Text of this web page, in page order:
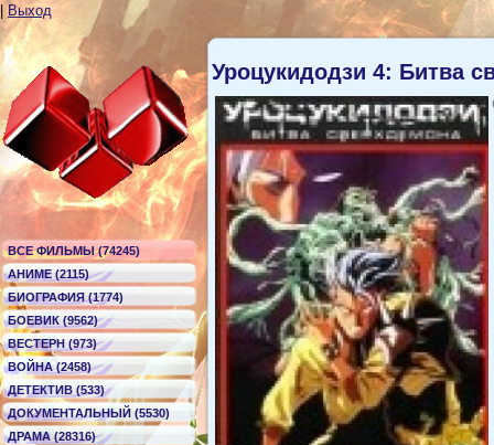
Выход
ВСЕ ФИЛЬМЫ (74245)
АНИМЕ (2115)
БИОГРАФИЯ (1774)
БОЕВИК (9562)
ВЕСТЕРН (973)
ВОЙНА (2458)
ДЕТЕКТИВ (533)
ДОКУМЕНТАЛЬНЫЙ (5530)
ДРАМА (28316)
Уроцукидодзи 4: Битва